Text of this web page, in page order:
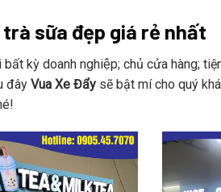
sữa đẹp giá rẻ nhất
kỳ doanh nghiệp; chủ cửa hàng;
đây Vua Xe Đẩy sẽ bật mí cho quý